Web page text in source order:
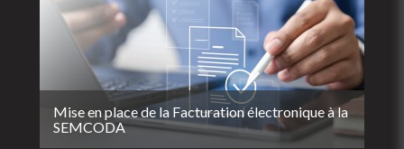
Mise en place de la Facturation électronique à la
SEMCODA